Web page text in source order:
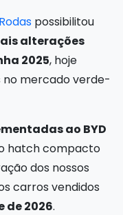
possibilitou
alterações
2025, hoje
no mercado verde-
ao BYD
hatch compacto
dos nossos
carros vendidos
de 2026.